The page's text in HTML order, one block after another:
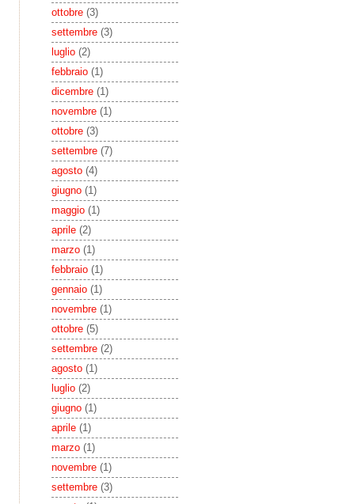
ottobre (3)
settembre (3)
luglio (2)
febbraio (1)
dicembre (1)
novembre (1)
ottobre (3)
settembre (7)
agosto (4)
giugno (1)
maggio (1)
aprile (2)
marzo (1)
febbraio (1)
gennaio (1)
novembre (1)
ottobre (5)
settembre (2)
agosto (1)
luglio (2)
giugno (1)
aprile (1)
marzo (1)
novembre (1)
settembre (3)